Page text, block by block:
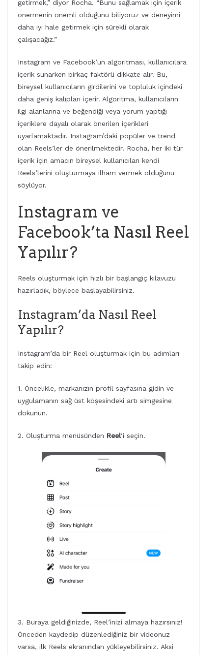
getirmek,” diyor Rocha. “Bunu sağlamak için içerik
önermenin önemli olduğunu biliyoruz ve deneyimi
daha iyi hale getirmek için sürekli olarak
çalışacağız.”
Instagram ve Facebook’un algoritması, kullanıcılara
içerik sunarken birkaç faktörü dikkate alır. Bu,
bireysel kullanıcıların girdilerini ve topluluk içindeki
daha geniş kalıpları içerir. Algoritma, kullanıcıların
ilgi alanlarına ve beğendiği veya yorum yaptığı
içeriklere dayalı olarak önerilen içerikleri
uyarlamaktadır. Instagram’daki popüler ve trend
olan Reels’ler de önerilmektedir. Rocha, her iki tür
içerik için amacın bireysel kullanıcıları kendi
Reels’lerini oluşturmaya ilham vermek olduğunu
söylüyor.
Instagram ve
Facebook’ta Nasıl Reel
Yapılır?
Reels oluşturmak için hızlı bir başlangıç kılavuzu
hazırladık, böylece başlayabilirsiniz.
Instagram’da Nasıl Reel
Yapılır?
Instagram’da bir Reel oluşturmak için bu adımları
takip edin:
1. Öncelikle, markanızın profil sayfasına gidin ve
uygulamanın sağ üst köşesindeki artı simgesine
dokunun.
2. Oluşturma menüsünden Reel‘i seçin.
3. Buraya geldiğinizde, Reel’inizi almaya hazırsınız!
Önceden kaydedip düzenlediğiniz bir videonuz
varsa, ilk Reels ekranından yükleyebilirsiniz. Aksi